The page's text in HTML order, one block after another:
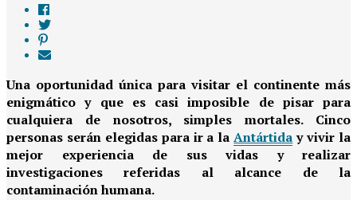
Una oportunidad única para visitar el continente más
enigmático y que es casi imposible de pisar para
cualquiera de nosotros, simples mortales. Cinco
personas serán elegidas para ir a laAntártiday vivir la
mejor experiencia de sus vidas y realizar
investigaciones referidas al alcance de la
contaminación humana.